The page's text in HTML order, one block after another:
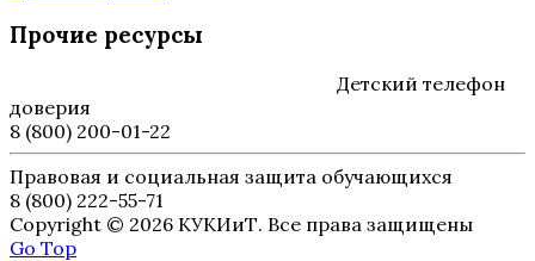
Прочие ресурсы
Детский телефон
доверия
8 (800) 200-01-22
Правовая и социальная защита обучающихся
8 (800) 222-55-71
Copyright © 2026 КУКИиТ. Все права защищены
Go Top